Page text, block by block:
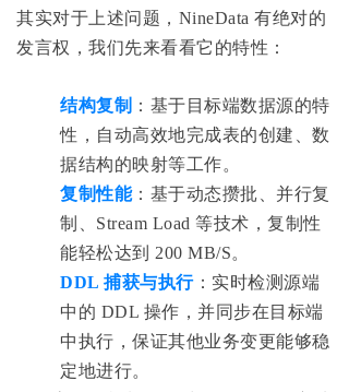
其实对于上述问题，NineData 有绝对的
发言权，我们先来看看它的特性：
结构复制 ：基于目标端数据源的特
性，自动高效地完成表的创建、数
据结构的映射等工作。
复制性能：基于动态攒批、并行复
制、Stream Load 等技术，复制性
能轻松达到 200 MB/S。
DDL 捕获与执行：实时检测源端
中的 DDL 操作，并同步在目标端
中执行，保证其他业务变更能够稳
定地进行。